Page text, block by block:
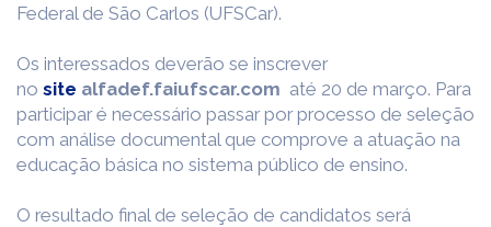
Federal de São Carlos (UFSCar).
Os interessados deverão se inscrever
no site alfadef.faiufscar.com até 20 de março. Para
participar é necessário passar por processo de seleção
com análise documental que comprove a atuação na
educação básica no sistema público de ensino.
O resultado final de seleção de candidatos será